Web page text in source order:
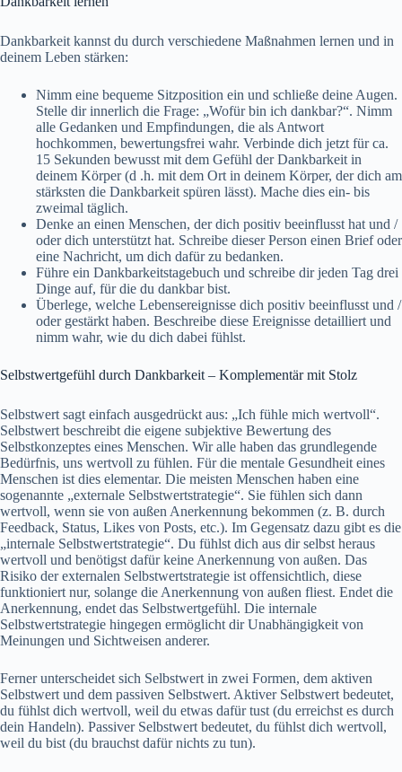
Dankbarkeit kannst du durch verschiedene Maßnahmen lernen und in
deinem Leben stärken:
Nimm eine bequeme Sitzposition ein und schließe deine Augen.
Stelle dir innerlich die Frage: „Wofür bin ich dankbar?“. Nimm
alle Gedanken und Empfindungen, die als Antwort
hochkommen, bewertungsfrei wahr. Verbinde dich jetzt für ca.
15 Sekunden bewusst mit dem Gefühl der Dankbarkeit in
deinem Körper (d .h. mit dem Ort in deinem Körper, der dich am
stärksten die Dankbarkeit spüren lässt). Mache dies ein- bis
zweimal täglich.
Denke an einen Menschen, der dich positiv beeinflusst hat und /
oder dich unterstützt hat. Schreibe dieser Person einen Brief oder
eine Nachricht, um dich dafür zu bedanken.
Führe ein Dankbarkeitstagebuch und schreibe dir jeden Tag drei
Dinge auf, für die du dankbar bist.
Überlege, welche Lebensereignisse dich positiv beeinflusst und /
oder gestärkt haben. Beschreibe diese Ereignisse detailliert und
nimm wahr, wie du dich dabei fühlst.
Selbstwertgefühl durch Dankbarkeit – Komplementär mit Stolz
Selbstwert sagt einfach ausgedrückt aus: „Ich fühle mich wertvoll“.
Selbstwert beschreibt die eigene subjektive Bewertung des
Selbstkonzeptes eines Menschen. Wir alle haben das grundlegende
Bedürfnis, uns wertvoll zu fühlen. Für die mentale Gesundheit eines
Menschen ist dies elementar. Die meisten Menschen haben eine
sogenannte „externale Selbstwertstrategie“. Sie fühlen sich dann
wertvoll, wenn sie von außen Anerkennung bekommen (z. B. durch
Feedback, Status, Likes von Posts, etc.). Im Gegensatz dazu gibt es die
„internale Selbstwertstrategie“. Du fühlst dich aus dir selbst heraus
wertvoll und benötigst dafür keine Anerkennung von außen. Das
Risiko der externalen Selbstwertstrategie ist offensichtlich, diese
funktioniert nur, solange die Anerkennung von außen fliest. Endet die
Anerkennung, endet das Selbstwertgefühl. Die internale
Selbstwertstrategie hingegen ermöglicht dir Unabhängigkeit von
Meinungen und Sichtweisen anderer.
Ferner unterscheidet sich Selbstwert in zwei Formen, dem aktiven
Selbstwert und dem passiven Selbstwert. Aktiver Selbstwert bedeutet,
du fühlst dich wertvoll, weil du etwas dafür tust (du erreichst es durch
dein Handeln). Passiver Selbstwert bedeutet, du fühlst dich wertvoll,
weil du bist (du brauchst dafür nichts zu tun).